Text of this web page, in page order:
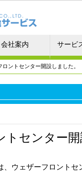
会社案内 サービ
ロントセンター開設しました。
センター開
ウェザーフロントセ